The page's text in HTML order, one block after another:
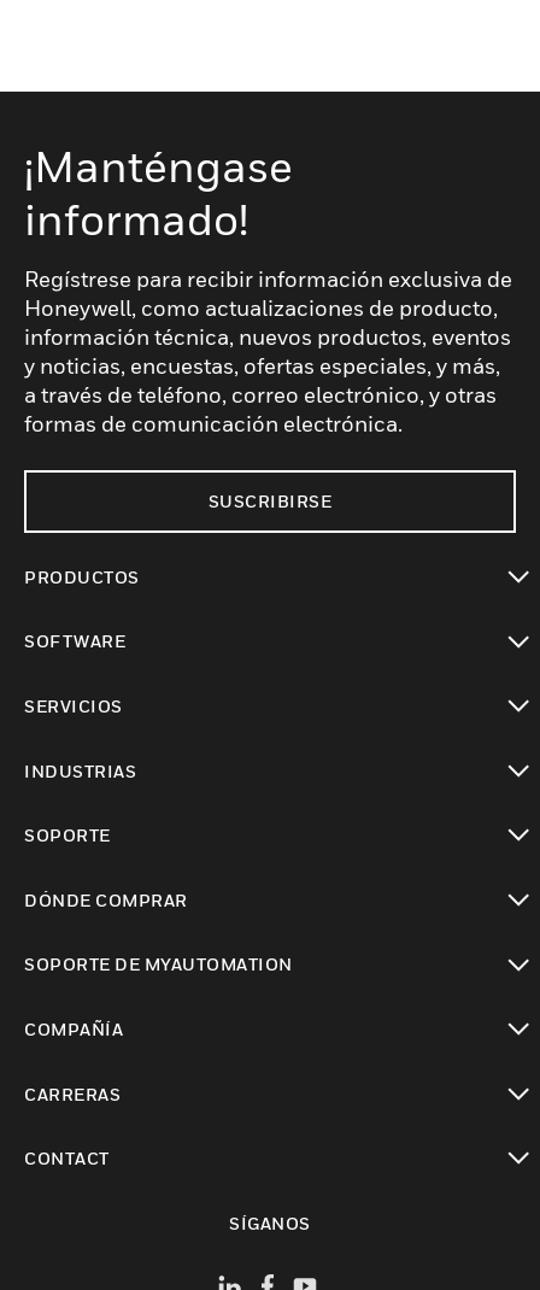
¡Manténgase
informado!
Regístrese para recibir información exclusiva de
Honeywell, como actualizaciones de producto,
información técnica, nuevos productos, eventos
y noticias, encuestas, ofertas especiales, y más,
a través de teléfono, correo electrónico, y otras
formas de comunicación electrónica.
SUSCRIBIRSE
PRODUCTOS
SOFTWARE
SERVICIOS
INDUSTRIAS
SOPORTE
DÓNDE COMPRAR
SOPORTE DE MYAUTOMATION
COMPAÑÍA
CARRERAS
CONTACT
SÍGANOS